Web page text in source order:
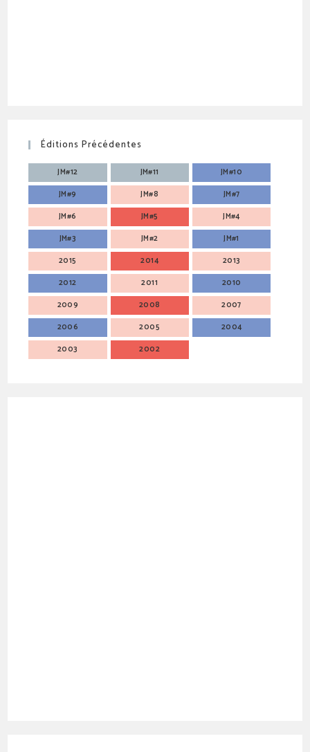
Éditions Précédentes
JM#12 JM#11
JM#10
JM#9
JM#8
JM#7
JM#6
JM#5
JM#4
JM#3
JM#2
JM#1
2015
2014
2013
2012
2011
2010
2009
2008
2007
2006
2005
2004
2003
2002